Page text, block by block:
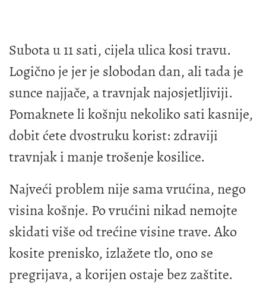
Subota u 11 sati, cijela ulica kosi travu.
Logično je jer je slobodan dan, ali tada je
sunce najjače, a travnjak najosjetljiviji.
Pomaknete li košnju nekoliko sati kasnije,
dobit ćete dvostruku korist: zdraviji
travnjak i manje trošenje kosilice.
Najveći problem nije sama vrućina, nego
visina košnje. Po vrućini nikad nemojte
skidati više od trećine visine trave. Ako
kosite prenisko, izlažete tlo, ono se
pregrijava, a korijen ostaje bez zaštite.